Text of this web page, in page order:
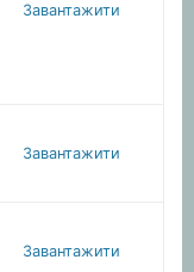
Завантажити
Завантажити
Завантажити